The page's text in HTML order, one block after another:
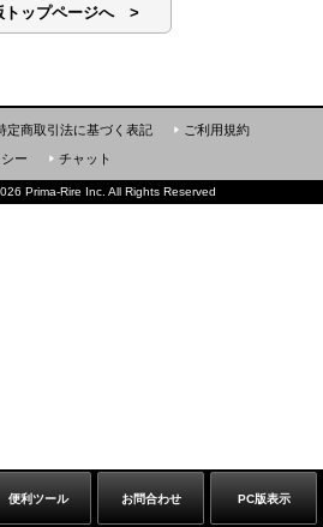
トップページへ >
便利ツール お問合わせ PC版表示
定商取引法に基づく表記
ご利用規約
ー チャット
Prima-Rire Inc. All Rights Reserved